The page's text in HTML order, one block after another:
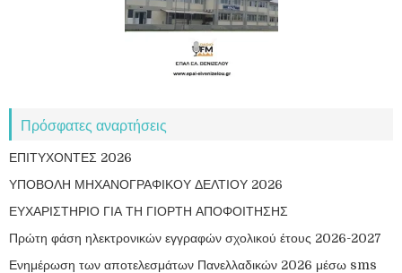
Πρόσφατες αναρτήσεις
ΕΠΙΤΥΧΟΝΤΕΣ 2026
ΥΠΟΒΟΛΗ ΜΗΧΑΝΟΓΡΑΦΙΚΟΥ ΔΕΛΤΙΟΥ 2026
ΕΥΧΑΡΙΣΤΗΡΙΟ ΓΙΑ ΤΗ ΓΙΟΡΤΗ ΑΠΟΦΟΙΤΗΣΗΣ
Πρώτη φάση ηλεκτρονικών εγγραφών σχολικού έτους 2026-2027
Ενημέρωση των αποτελεσμάτων Πανελλαδικών 2026 μέσω sms